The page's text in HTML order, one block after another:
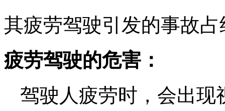
其疲劳驾驶引发的事故占
疲劳驾驶的危害：
驾驶人疲劳时，会出现